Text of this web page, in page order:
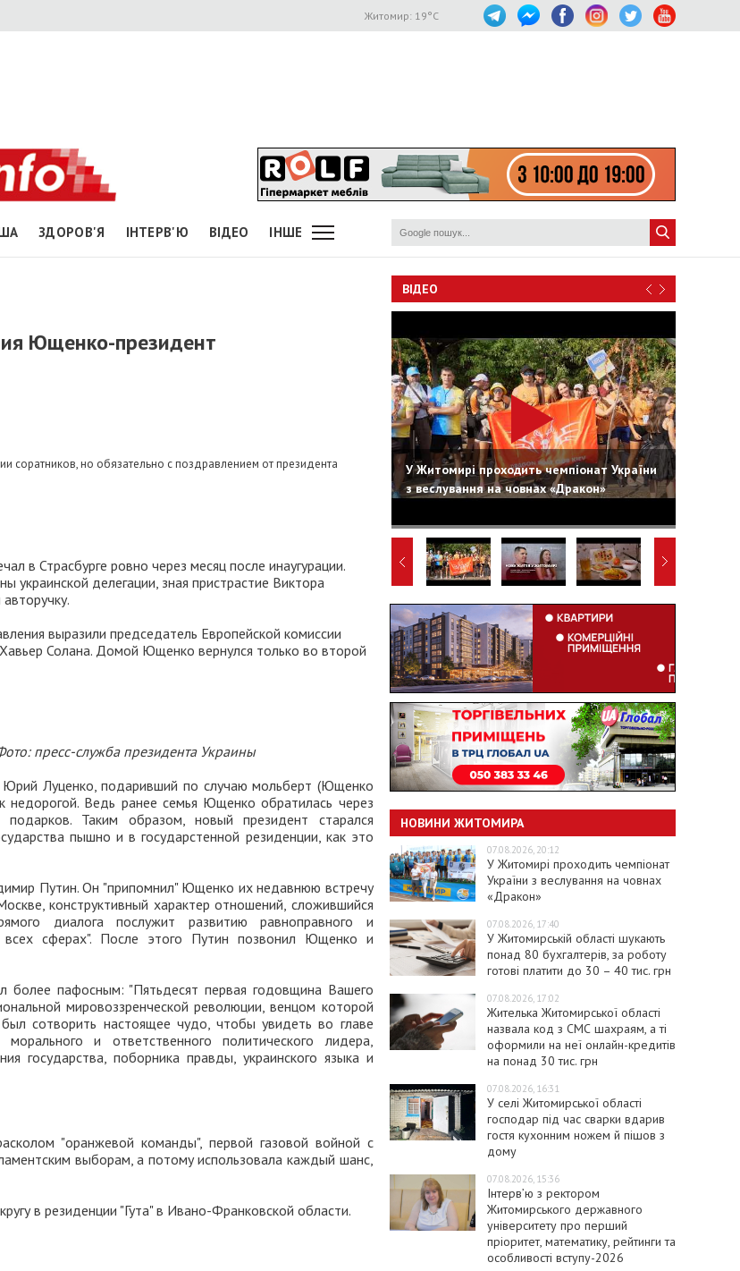
Житомир: 19°C
ЗДОРОВ'Я ІНТЕРВ'Ю ВІДЕО ІНШЕ
Ющенко-президент
соратников, но обязательно с поздравлением от президента
в Страсбурге ровно через месяц после инаугурации.
украинской делегации, зная пристрастие Виктора
выразили председатель Европейской комиссии
Солана. Домой Ющенко вернулся только во второй
пресс-служба президента Украины
Луценко, подаривший по случаю мольберт (Ющенко
Ведь ранее семья Ющенко обратилась через
Таким образом, новый президент старался
пышно и в государстенной резиденции, как это
Путин. Он "припомнил" Ющенко их недавнюю встречу
конструктивный характер отношений, сложившийся
диалога послужит развитию равноправного и
всех сферах". После этого Путин позвонил Ющенко и
более пафосным: "Пятьдесят первая годовщина Вашего
мировоззренческой революции, венцом которой
сотворить настоящее чудо, чтобы увидеть во главе
и ответственного политического лидера,
государства, поборника правды, украинского языка и
"оранжевой команды", первой газовой войной с
выборам, а потому использовала каждый шанс,
в резиденции "Гута" в Ивано-Франковской области.
ВІДЕО
У Житомирі проходить чемпіонат України
з веслування на човнах «Дракон»
НОВИНИ ЖИТОМИРА
07.08.2026, 20:12
У Житомирі проходить чемпіонат
України з веслування на човнах
«Дракон»
07.08.2026, 17:40
У Житомирській області шукають
понад 80 бухгалтерів, за роботу
готові платити до 30 – 40 тис. грн
07.08.2026, 17:02
Жителька Житомирської області
назвала код з СМС шахраям, а ті
оформили на неї онлайн-кредитів
на понад 30 тис. грн
07.08.2026, 16:31
У селі Житомирської області
господар під час сварки вдарив
гостя кухонним ножем й пішов з
дому
07.08.2026, 15:36
Інтерв’ю з ректором
Житомирського державного
університету про перший
пріоритет, математику, рейтинги та
особливості вступу-2026